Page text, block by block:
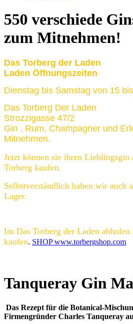
550 verschiede
zum Mitnehmen!
Das Torberg der Laden
Laden Öffnungszeiten
Dienstag bis Samstag von 15
Das Torberg Der Laden
Strozzigasse 47/2
Gin , Rum, Champagner und
Mitnehmen.
Jetzt können sie ihren Lieblingsgin
Torberg kaufen.
Selbstverständlich haben wir auch
Lager.
Im Das Torberg der Laden
kaufen. SHOP www.torbergshop.com
Tanqueray Gin
Das Rezept für die Botanical-
Firmengründer Charles Tanqueray